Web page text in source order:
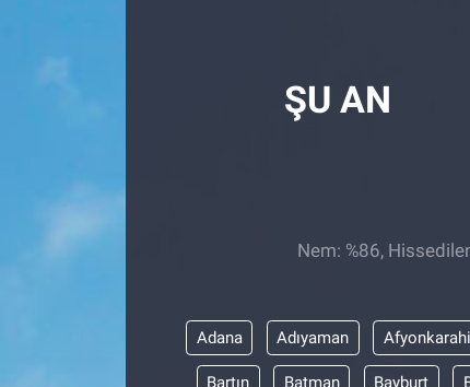
ŞU AN
Nem: %86,
Adana Adıyaman
Bartın Batman Bayburt